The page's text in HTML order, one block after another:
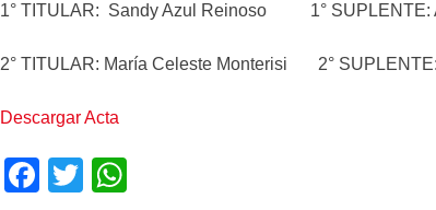
1° TITULAR: Sandy Azul Reinoso 1° SUPLENTE:
2° TITULAR: María Celeste Monterisi 2°
Descargar Acta
F
T